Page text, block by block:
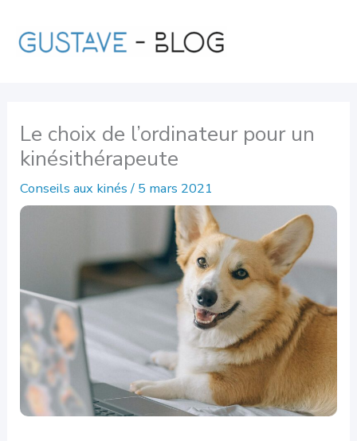
contenu
Le choix de l’ordinateur pour un
kinésithérapeute
Conseils aux kinés/ 5 mars 2021